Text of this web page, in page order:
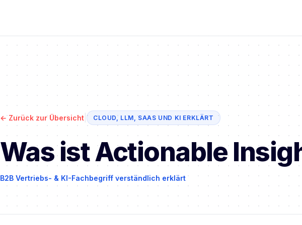
←Zurück zur Übersicht CLOUD, LLM, SAAS UND KI ERKLÄRT
Was ist Actionable
B2B Vertriebs- & KI-Fachbegriff verständlich erklärt